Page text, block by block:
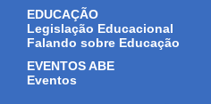
EDUCAÇÃO
Legislação Educacional
Falando sobre Educação
EVENTOS ABE
Eventos